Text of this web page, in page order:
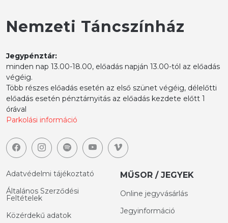
Nemzeti Táncszínház
Jegypénztár:
minden nap 13.00-18.00, előadás napján 13.00-tól az előadás
végéig.
Több részes előadás esetén az első szünet végéig, délelőtti
előadás esetén pénztárnyitás az előadás kezdete előtt 1
órával
Parkolási információ
Adatvédelmi tájékoztató
Általános Szerződési
Feltételek
Közérdekű adatok
MŰSOR / JEGYEK
Online jegyvásárlás
Jegyinformáció